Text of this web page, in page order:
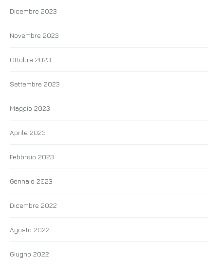
Dicembre 2023
Novembre 2023
Ottobre 2023
Settembre 2023
Maggio 2023
Aprile 2023
Febbraio 2023
Gennaio 2023
Dicembre 2022
Agosto 2022
Giugno 2022